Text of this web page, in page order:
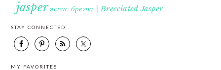
jasperяспис брегча | Brecciated Jasper
STAY CONNECTED
MY FAVORITES